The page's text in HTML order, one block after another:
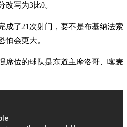
改写为3比0。
成了21次射门，要不是布基纳法索
怕会更大。
席位的球队是东道主摩洛哥、喀麦